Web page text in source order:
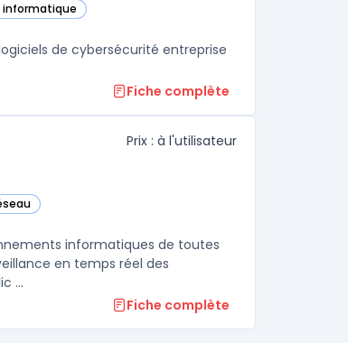
informatique
de cybersécurité entreprise
Fiche complète
Prix : à l'utilisateur
informatiques de toutes
en temps réel des
...
Fiche complète